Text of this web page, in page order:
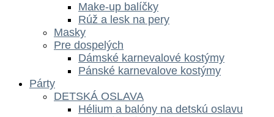
Make-up balíčky
Rúž a lesk na pery
Masky
Pre dospelých
Dámské karnevalové kostýmy
Pánské karnevalove kostýmy
Párty
DETSKÁ OSLAVA
Hélium a balóny na detskú oslavu